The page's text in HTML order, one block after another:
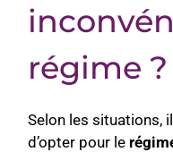
régime ?
Selon les situations,
d’opter pour le